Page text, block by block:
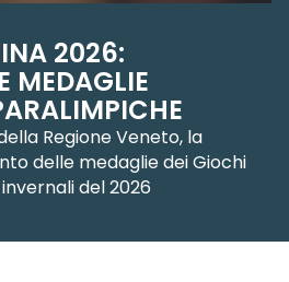
2026:
MEDAGLIE
Regione Veneto, la
delle medaglie dei Giochi
del 2026